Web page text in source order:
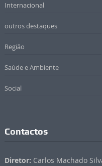
Internacional
outros destaques
Região
Saúde e Ambiente
Social
Contactos
Diretor: Carlos Machado